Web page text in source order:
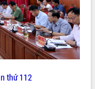
thứ 112